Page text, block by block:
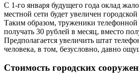
С 1-го января будущего года оклад
местной сети будет увеличен
Таким образом, труженики телефонной
получать 30 рублей в месяц, вместо
Предполагается увеличить штат
человека, в том, безусловно, давно
Стоимость городских